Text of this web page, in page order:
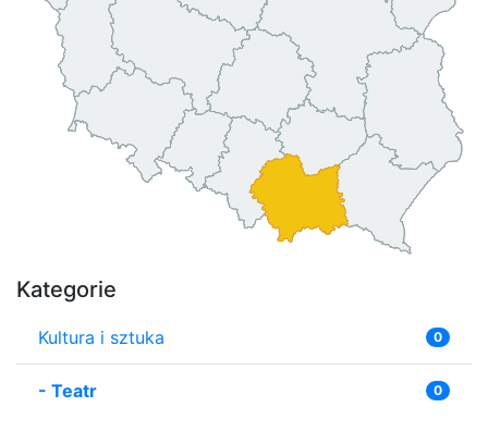
Kategorie
Kultura i sztuka 0
- Teatr 0